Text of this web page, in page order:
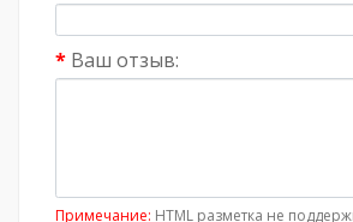
Ваш отзыв:
Примечание: HTML разметка не